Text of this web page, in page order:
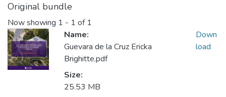
Original bundle
Now showing 1 - 1 of 1
Name:
Guevara de la Cruz Ericka
Brighitte.pdf
Size:
25.53 MB
Down
load